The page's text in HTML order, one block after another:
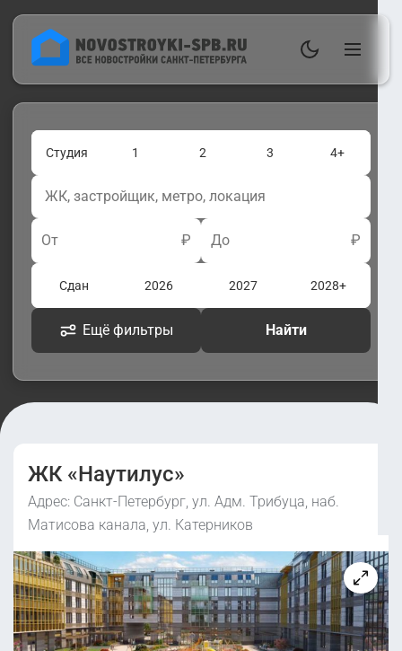
Студия 1 2 3 4+
От ₽ До ₽
Сдан 2026 2027 2028+
Ещё фильтры Найти
ЖК «Наутилус»
Адрес: Санкт-Петербург, ул. Адм. Трибуца, наб.
Матисова канала, ул. Катерников